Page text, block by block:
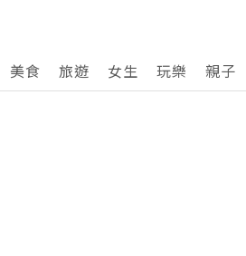
美食 旅遊 女生 玩樂 親子